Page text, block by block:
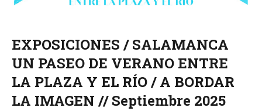
EXPOSICIONES / SALAMANCA
UN PASEO DE VERANO ENTRE
LA PLAZA Y EL RÍO / A BORDAR
LA IMAGEN // Septiembre 2025